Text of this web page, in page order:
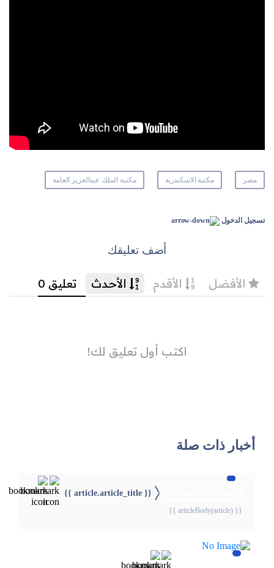
مصر مكتبة الاسكندرية مكتبة الملك عبدالعزيز العامة
تسجيل الدخول
أضف تعليقك
أخبار ذات صلة
{{ article.article_title }}
{{ articleBody(article) }}